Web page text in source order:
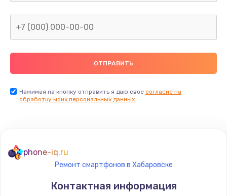
400 руб.
Заказать
Замена термостата
1200 руб.
Нажимая на кнопку отправить я даю свое согласие на
обработку моих персональных данных.
phone-iq.ru
Ремонт смартфонов в Хабаровске
Контактная информация